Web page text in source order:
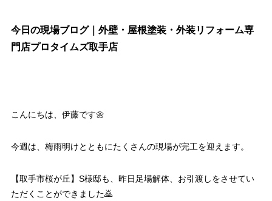
今日の現場ブログ｜外壁・屋根塗装・外装リフォーム専
門店プロタイムズ取手店
こんにちは、伊藤です🌼
今週は、梅雨明けとともにたくさんの現場が完工を迎えます。
【取手市桜が丘】S様邸も、昨日足場解体、お引渡しをさせてい
ただくことができました🙇